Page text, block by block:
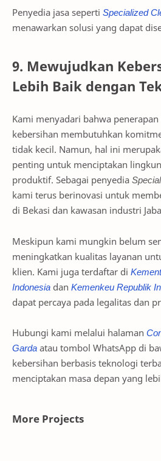
Penyedia jasa seperti Specialized
menawarkan solusi yang dapat
9. Mewujudkan
Lebih Baik dengan
Kami menyadari bahwa
kebersihan membutuhkan
tidak kecil. Namun, hal ini
penting untuk menciptakan
produktif. Sebagai penyedia
kami terus berinovasi untuk
di Bekasi dan kawasan industri
Meskipun kami mungkin belum
meningkatkan kualitas layanan
klien. Kami juga terdaftar di
Indonesia dan Kemenkeu Republik
dapat percaya pada legalitas dan
Hubungi kami melalui halaman
Garda atau tombol WhatsApp di
kebersihan berbasis teknologi
menciptakan masa depan yang
More Projects